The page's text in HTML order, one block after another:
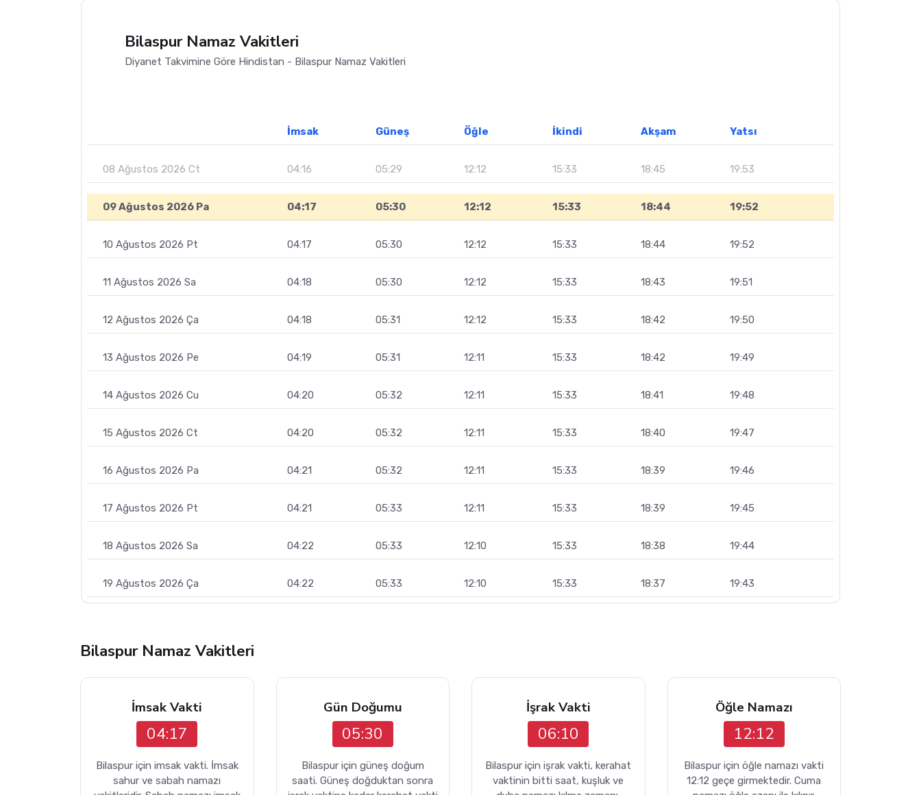
Bilaspur Namaz Vakitleri
Diyanet Takvimine Göre Hindistan - Bilaspur Namaz Vakitleri
İmsak Güneş Öğle İkindi Akşam Yatsı
08 Ağustos 2026 Ct 04:16 05:29 12:12 15:33 18:45 19:53
09 Ağustos 2026 Pa 04:17 05:30 12:12 15:33 18:44 19:52
10 Ağustos 2026 Pt 04:17 05:30 12:12 15:33 18:44 19:52
11 Ağustos 2026 Sa 04:18 05:30 12:12 15:33 18:43 19:51
12 Ağustos 2026 Ça 04:18 05:31 12:12 15:33 18:42 19:50
13 Ağustos 2026 Pe 04:19 05:31 12:11 15:33 18:42 19:49
14 Ağustos 2026 Cu 04:20 05:32 12:11 15:33 18:41 19:48
15 Ağustos 2026 Ct 04:20 05:32 12:11 15:33 18:40 19:47
16 Ağustos 2026 Pa 04:21 05:32 12:11 15:33 18:39 19:46
17 Ağustos 2026 Pt 04:21 05:33 12:11 15:33 18:39 19:45
18 Ağustos 2026 Sa 04:22 05:33 12:10 15:33 18:38 19:44
19 Ağustos 2026 Ça 04:22 05:33 12:10 15:33 18:37 19:43
Bilaspur Namaz Vakitleri
İmsak Vakti
04:17
Bilaspur için imsak vakti. İmsak
sahur ve sabah namazı
Gün Doğumu
05:30
Bilaspur için güneş doğum
saati. Güneş doğduktan sonra
İşrak Vakti
06:10
Bilaspur için işrak vakti, kerahat
vaktinin bitti saat, kuşluk ve
Öğle Namazı
12:12
Bilaspur için öğle namazı vakti
12:12 geçe girmektedir. Cuma